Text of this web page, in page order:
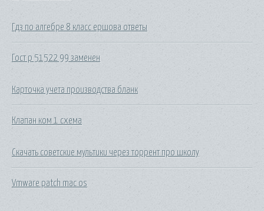
Гдз по алгебре 8 класс ершова ответы
Гост р 51522 99 заменен
Карточка учета производства бланк
Клапан ком 1 схема
Скачать советские мультики через торрент про школу
Vmware patch mac os